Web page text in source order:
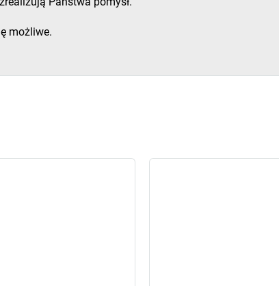
możliwe.